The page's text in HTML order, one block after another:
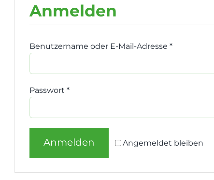
Anmelden
Benutzername oder E-Mail-Adresse *Erforderlich
Passwort *Erforderlich
Angemeldet bleiben
Anmelden